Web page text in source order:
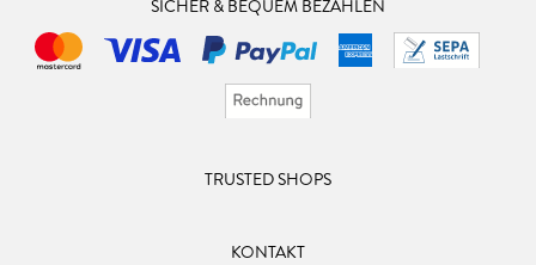
SICHER & BEQUEM BEZAHLEN
TRUSTED SHOPS
KONTAKT